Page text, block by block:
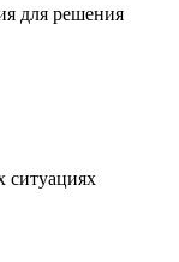
для решения
ситуациях